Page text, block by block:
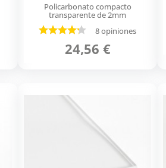
Policarbonato compacto
transparente de 2mm
8 opiniones
24,56 €